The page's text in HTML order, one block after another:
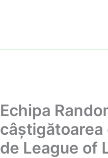
Echipa
de League of